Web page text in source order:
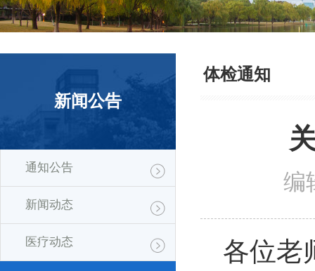
华家池
新闻公告
通知公告
新闻动态
医疗动态
体检通知
编
各位老